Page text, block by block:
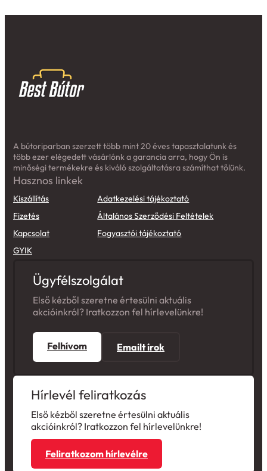
A bútoriparban szerzett több mint 20 éves tapasztalatunk és
több ezer elégedett vásárlónk a garancia arra, hogy Ön is
minőségi termékekre és kiváló szolgáltatásra számíthat tőlünk.
Hasznos linkek
Kiszállítás
Fizetés
Kapcsolat
GYIK
Adatkezelési tájékoztató
Általános Szerződési Feltételek
Fogyasztói tájékoztató
Ügyfélszolgálat
Első kézből szeretne értesülni aktuális
akcióinkról? Iratkozzon fel hírlevelünkre!
Felhívom Emailt írok
Hírlevél feliratkozás
Első kézből szeretne értesülni aktuális
akcióinkról? Iratkozzon fel hírlevelünkre!
Feliratkozom hírlevélre